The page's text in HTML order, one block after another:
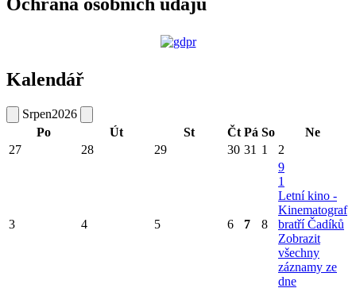
Ochrana osobních údajů
Kalendář
Srpen2026
Po
Út St Čt Pá So
Ne
27
28 29 30 31 1 2
3 4 5 6 7 8
9
1
Letní kino -
Kinematograf
bratří Čadíků
Zobrazit
všechny
záznamy ze
dne